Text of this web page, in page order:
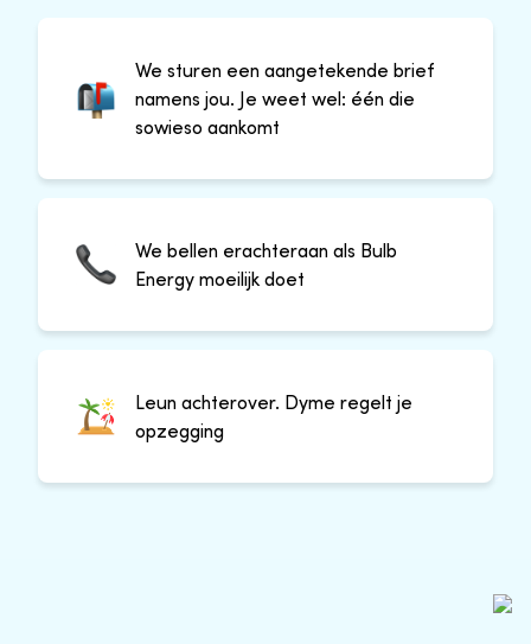
We sturen een aangetekende brief
namens jou. Je weet wel: één die
sowieso aankomt
We bellen erachteraan als Bulb
Energy moeilijk doet
Leun achterover. Dyme regelt je
opzegging